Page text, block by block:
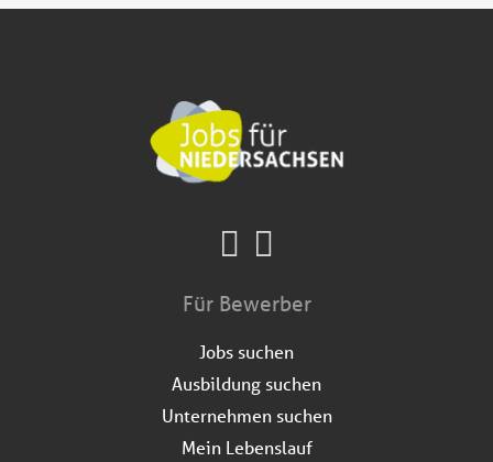
Für Bewerber
Jobs suchen
Ausbildung suchen
Unternehmen suchen
Mein Lebenslauf